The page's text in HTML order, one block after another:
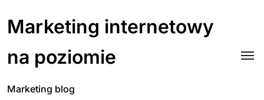
content
Marketing internetowy
na poziomie
Marketing blog